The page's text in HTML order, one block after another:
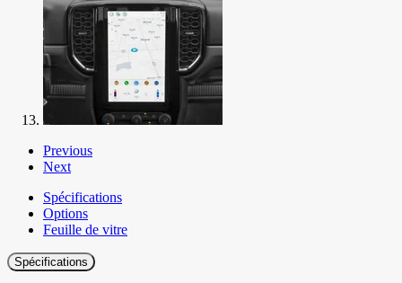
Previous
Next
Spécifications
Options
Feuille de vitre
Spécifications